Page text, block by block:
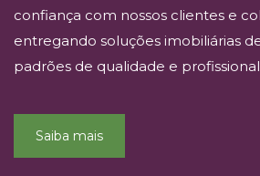
confiança com nossos clientes e
entregando soluções imobiliárias
padrões de qualidade e
Saiba mais